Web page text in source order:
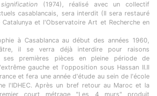
(1974), réalisé avec un collectif
casablancais, sera interdit (Il sera restauré
et l'Observatoire Art et Recherche en
à Casablanca au début des années 1960,
il se verra déjà interdire pour raisons
premières pièces en pleine période de
gauche et l'opposition sous Hassan II.Il
et fera une année d'étude au sein de l'école
l'IDHEC. Après un bref retour au Maroc et la
court métrage "Les 4 murs" produit